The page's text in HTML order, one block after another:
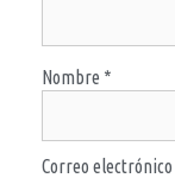
Nombre *
Correo electrónico